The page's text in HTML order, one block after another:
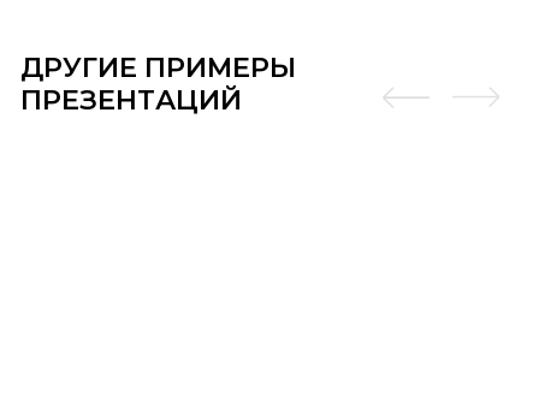
ДРУГИЕ ПРИМЕРЫ
ПРЕЗЕНТАЦИЙ